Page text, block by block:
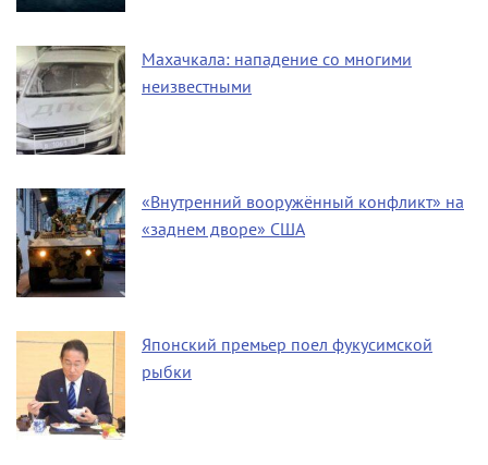
Махачкала: нападение со многими
неизвестными
«Внутренний вооружённый конфликт» на
«заднем дворе» США
Японский премьер поел фукусимской
рыбки